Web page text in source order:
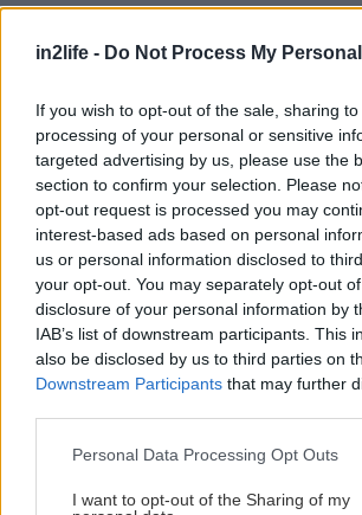
in2life - Do Not Process My
If you wish to opt-out of the sale, sharing
processing of your personal or sensitive
targeted advertising by us, please use the
section to confirm your selection. Please
opt-out request is processed you may
interest-based ads based on personal
us or personal information disclosed to
your opt-out. You may separately opt-out
disclosure of your personal information by
IAB’s list of downstream participants. This
also be disclosed by us to third parties on
Downstream Participants that may further
Please note that this website/app uses one
not limited to your visit or usage behaviour.
Personal Data Processing Opt Outs
I want to opt-out of the Sharing of my
Βέβαια και ο Χατζιδάκις και ο
το πάρτι μου στη Βουλιαγμένη,
συναυλία ση λίμνη της
δημοσιότητα, αλλά έχει γίνει
Όπως τρόμαξε το ΚΚΕ, τρόμαξαν
Σκέφτηκαν «ποιος είναι αυτός ο
μαζεύει 80.000 κόσμο στη
περιπτώσει, τον Χατζιδάκι τον
πέντε καλύτερους συνθέτες του